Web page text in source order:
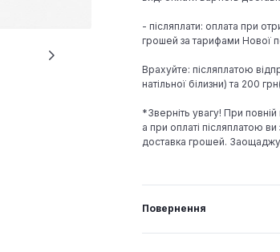
- післяплати: оплата при
грошей за тарифами Нової
Врахуйте: післяплатою
натільної білизни) та 200
*Зверніть увагу! При
а при оплаті післяплатою ви
доставка грошей.
Повернення